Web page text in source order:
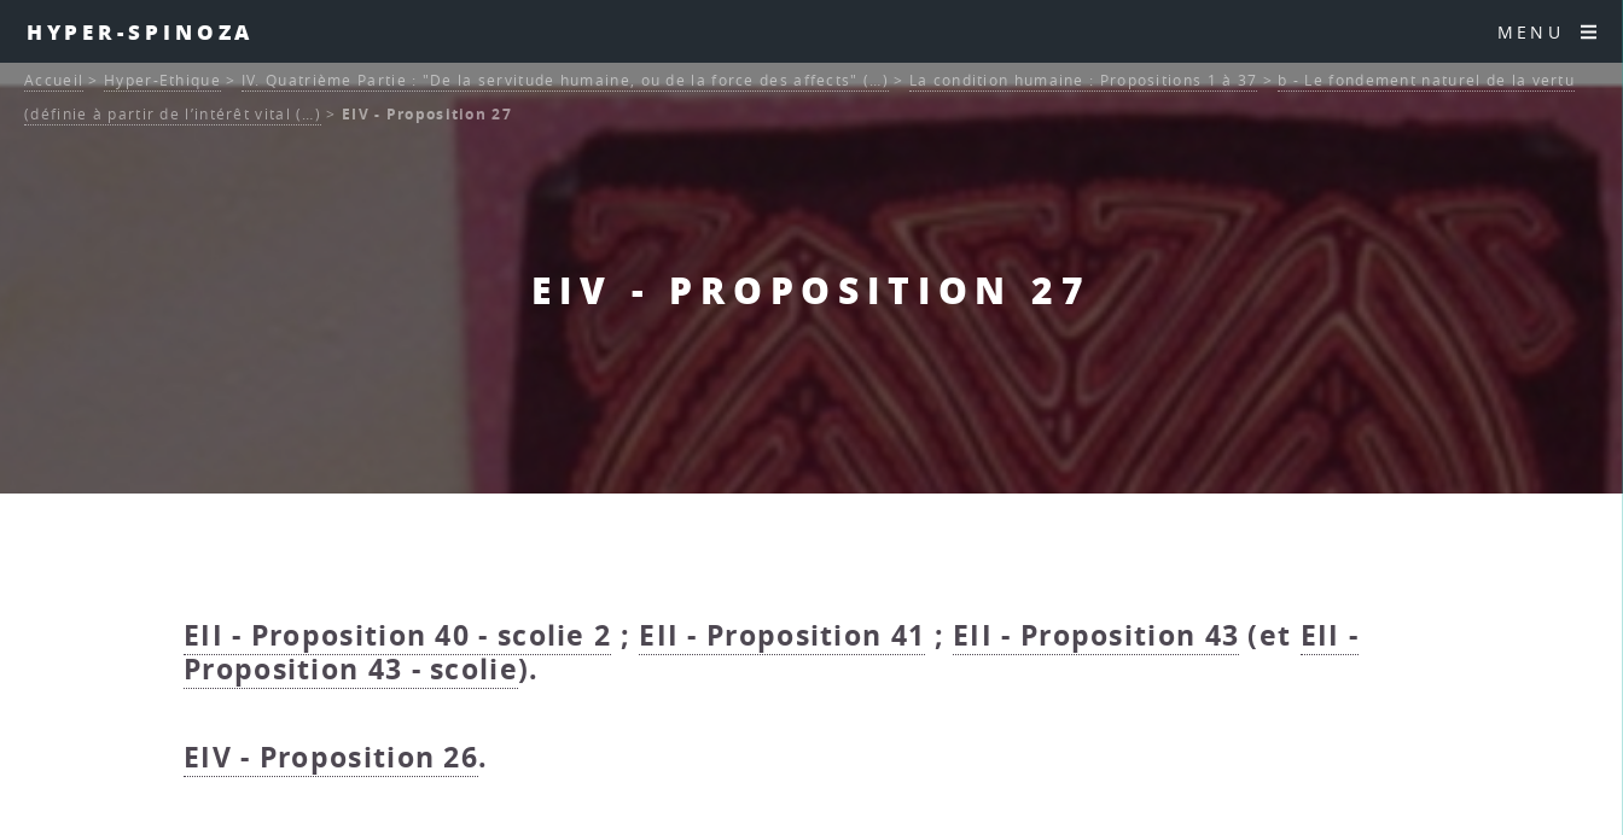
HYPER-SPINOZA MENU
EIV - PROPOSITION 27
Accueil > Hyper-Ethique > IV. Quatrième Partie : "De la servitude humaine, ou de la force des affects" (…) > La condition humaine : Propositions 1 à 37>b - Le fondement naturel de la vertu
(définie à partir de l’intérêt vital (…) > EIV - Proposition 27
EII - Proposition 40 - scolie 2 ; EII - Proposition 41 ; EII - Proposition 43 (et EII -
Proposition 43 - scolie).
EIV - Proposition 26.